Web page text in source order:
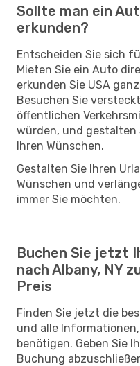
Sollte man ein
erkunden?
Entscheiden Sie sich
Mieten Sie ein Auto
erkunden Sie USA
Besuchen Sie
öffentlichen
würden, und gestalten
Ihren Wünschen.
Gestalten Sie Ihren
Wünschen und
immer Sie möchten.
Buchen Sie jetzt
nach Albany, NY
Preis
Finden Sie jetzt die
und alle
benötigen. Geben Sie
Buchung